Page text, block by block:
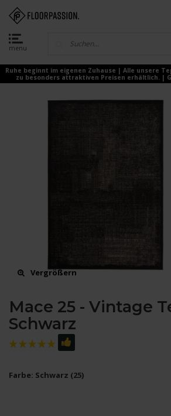
menu
Ruhe beginnt im eigenen Zuhause | Alle unsere
zu besonders attraktiven Preisen erhältlich. |
Vergrößern
Mace 25 - Vintage
Schwarz
Farbe: Schwarz (25)